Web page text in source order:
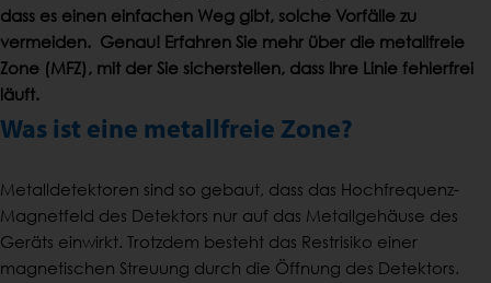
dass es einen einfachen Weg gibt, solche Vorfälle zu
vermeiden. Genau! Erfahren Sie mehr über die metallfreie
Zone (MFZ), mit der Sie sicherstellen, dass Ihre Linie fehlerfrei
läuft.
Was ist eine metallfreie Zone?
Metalldetektoren sind so gebaut, dass das Hochfrequenz-
Magnetfeld des Detektors nur auf das Metallgehäuse des
Geräts einwirkt. Trotzdem besteht das Restrisiko einer
magnetischen Streuung durch die Öffnung des Detektors.